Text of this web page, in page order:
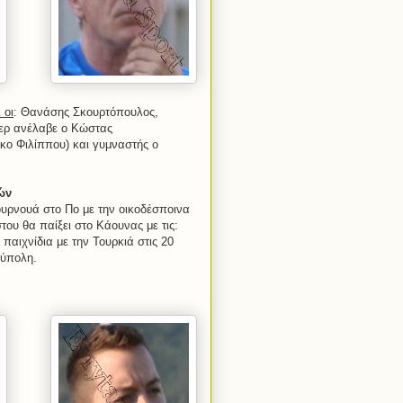
: Θανάσης Σκουρτόπουλος,
ανέλαβε ο Κώστας
Φιλίππου) και γυμναστής ο
στο Πο με την οικοδέσποινα
θα παίξει στο Κάουνας με τις:
με την Τουρκιά στις 20